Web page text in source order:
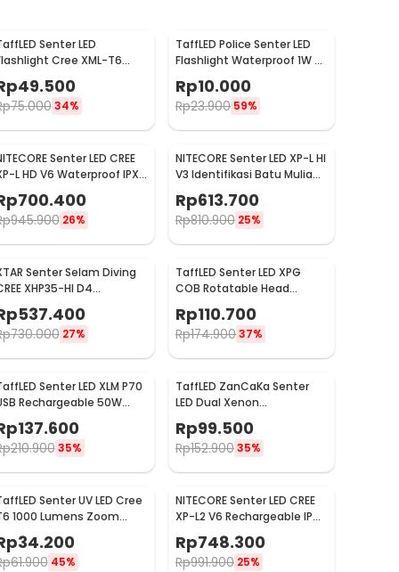
Senter LED
Cree XML-T6
49.500
75.000 34%
TaffLED Police Senter LED
Flashlight Waterproof 1W -
Rp10.000
Rp23.900 59%
Senter LED CREE
L HD V6 Waterproof IPX8
700.400
945.900 26%
NITECORE Senter LED XP-L HI
V3 Identifikasi Batu Mulia
IPX8 500 Lumens - GEM8
Rp613.700
Rp810.900 25%
Senter Selam Diving
XHP35-HI D4
Waterproof IPX8 1600
- D26 1600S
537.400
730.000 27%
TaffLED Senter LED XPG
COB Rotatable Head
Lumens - 3189A
Rp110.700
Rp174.90037%
Senter LED XLM P70
Rechargeable 50W
1000 Lumens with 26650
- XLM-P70
137.600
210.900 35%
TaffLED ZanCaKa Senter
LED Dual Xenon
Lumens - Q3
Rp99.500
Rp152.90035%
Senter UV LED Cree
1000 Lumens Zoom
Portable 395nm - T118
34.200
61.900 45%
NITECORE Senter LED CREE
XP-L2 V6 Rechargeable IP68
1200 Lumens - MH10 V2
Rp748.300
Rp991.900 25%